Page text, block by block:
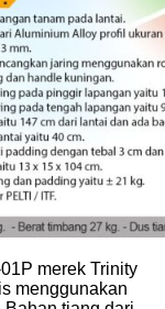
merek Trinity
menggunakan